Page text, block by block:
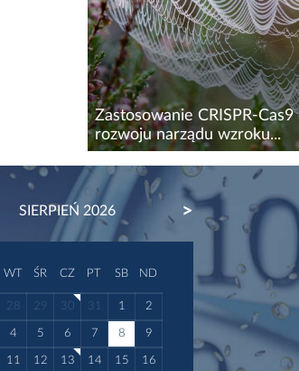
Zastosowanie CRISPR-
rozwoju narządu wzroku...
Najnowsze badania
zastosowanie technologii
genomu u pająków.
techniczne uniemożliwiały
SIERPIEŃ 2026 NEXT
WT ŚR CZ PT SB ND
28 29 30 31 1 2
4 5 6 7 8 9
11 12 13 14 15 16